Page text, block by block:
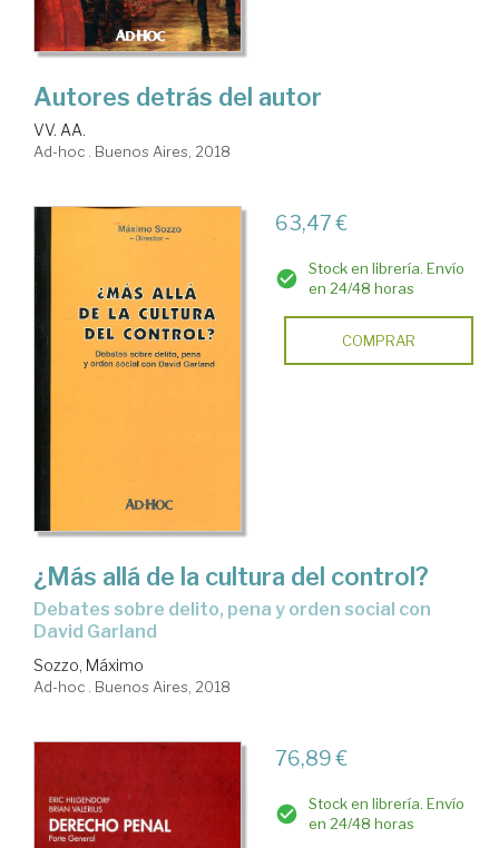
Autores detrás del autor
VV. AA.
Ad-hoc . Buenos Aires, 2018
63,47 €
Stock en librería. Envío
en 24/48 horas
COMPRAR
¿Más allá de la cultura del control?
debates sobre delito, pena y orden social con
David Garland
Sozzo, Máximo
Ad-hoc . Buenos Aires, 2018
76,89 €
Stock en librería. Envío
en 24/48 horas